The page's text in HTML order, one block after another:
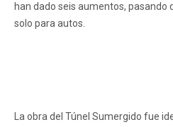
han dado seis aumentos, pasando
solo para autos.
La obra del Túnel Sumergido fue